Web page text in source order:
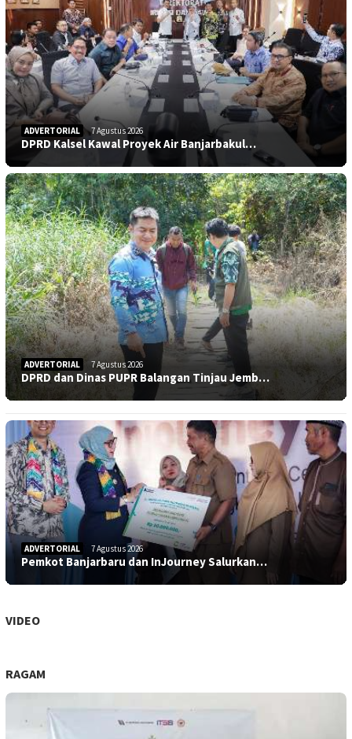
ADVERTORIAL 7 Agustus 2026
DPRD Kalsel Kawal Proyek Air Banjarbakul…
ADVERTORIAL 7 Agustus 2026
DPRD dan Dinas PUPR Balangan Tinjau Jemb…
ADVERTORIAL 7 Agustus 2026
Pemkot Banjarbaru dan InJourney Salurkan…
VIDEO
RAGAM